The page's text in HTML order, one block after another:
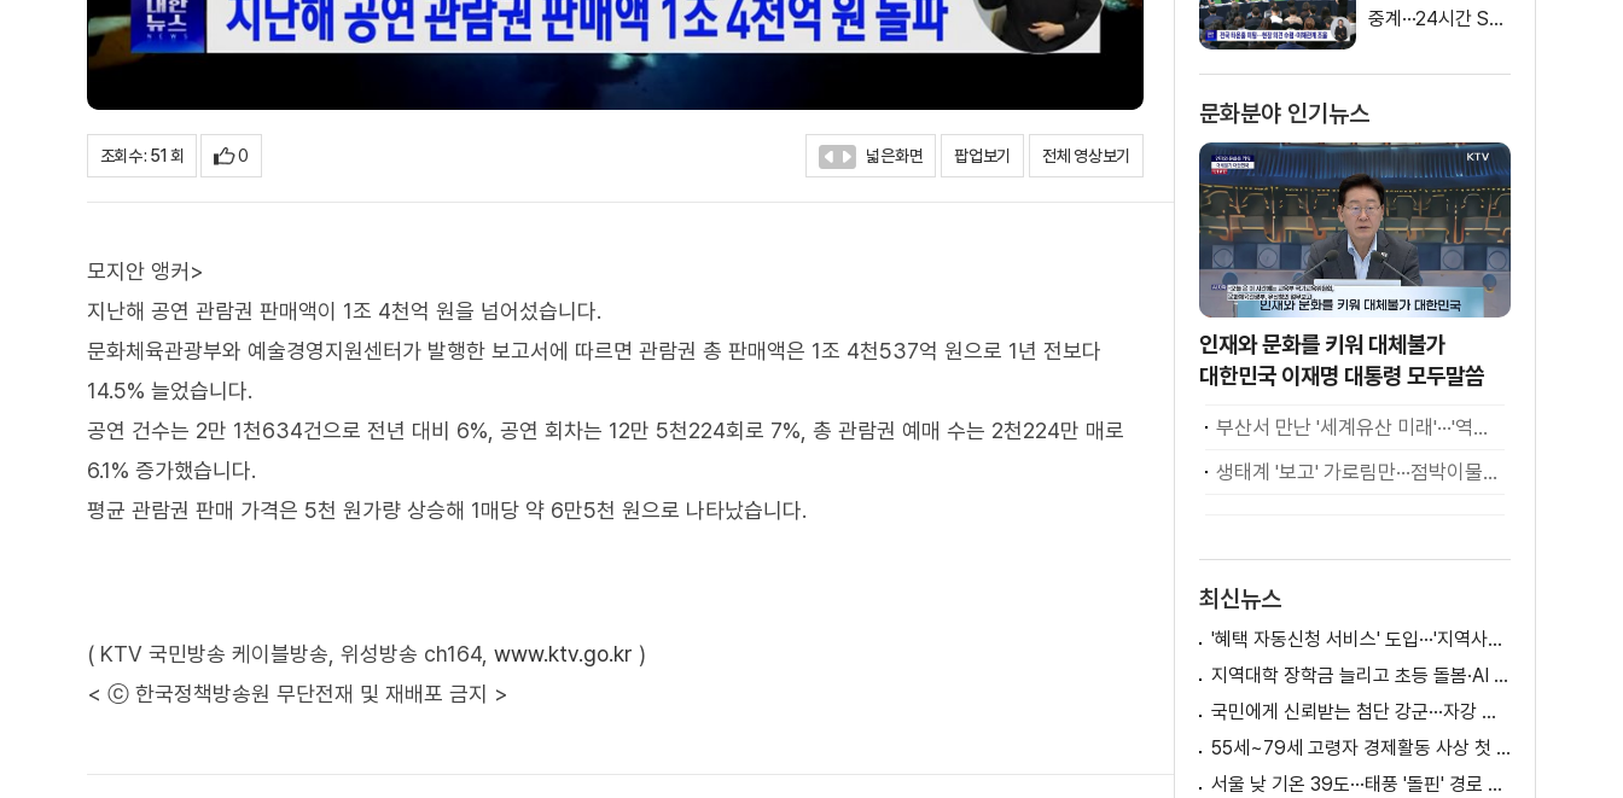
조회수 : 51 회 0 넓은화면 팝업보기 전체 영상보기
모지안 앵커>
지난해 공연 관람권 판매액이 1조 4천억 원을 넘어섰습니다.
문화체육관광부와 예술경영지원센터가 발행한 보고서에 따르면 관람권 총 판매액은 1조 4천537억 원으로 1년 전보다
14.5% 늘었습니다.
공연 건수는 2만 1천634건으로 전년 대비 6%, 공연 회차는 12만 5천224회로 7%, 총 관람권 예매 수는 2천224만 매로
6.1% 증가했습니다.
평균 관람권 판매 가격은 5천 원가량 상승해 1매당 약 6만5천 원으로 나타났습니다.
( KTV 국민방송 케이블방송, 위성방송 ch164, www.ktv.go.kr )
< ⓒ 한국정책방송원 무단전재 및 재배포 금지 >
중계···24시간 SN
문화분야 인기뉴스
인재와 문화를 키워 대체불가
대한민국 이재명 대통령 모두말씀
부산서 만난 '세계유산 미래'···'역대 최고·최다' 기록
생태계 '보고' 가로림만···점박이물범 가족 나들이
최신뉴스
'혜택 자동신청 서비스' 도입···'지역사랑상품권' 발행 확대
지역대학 장학금 늘리고 초등 돌봄·AI 교육 확대
국민에게 신뢰받는 첨단 강군···자강 국방·미래 전력 강화
55세~79세 고령자 경제활동 사상 첫 1천만 명 돌파
서울 낮 기온 39도···태풍 '돌핀' 경로 변수